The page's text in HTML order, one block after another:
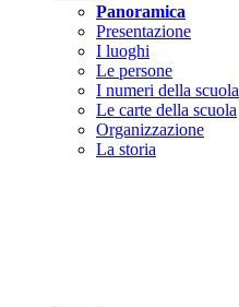
Panoramica
Presentazione
I luoghi
Le persone
I numeri della scuola
Le carte della scuola
Organizzazione
La storia